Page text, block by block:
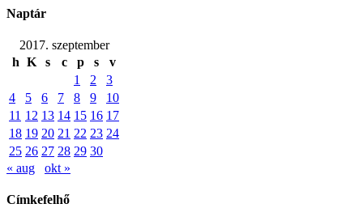
Naptár
2017. szeptember
h K s c p s
v
1
2
3
4
5 6 7 8 9
10
11 12 13 14 15 16 17
18 19 20 21 22 23 24
25 26 27 28 29 30
« aug
okt »
Címkefelhő